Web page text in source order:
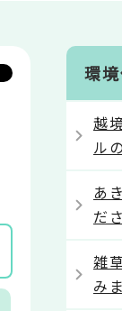
環
越
ル
あ
だ
雑
み